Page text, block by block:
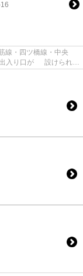
・四ツ橋線・中央